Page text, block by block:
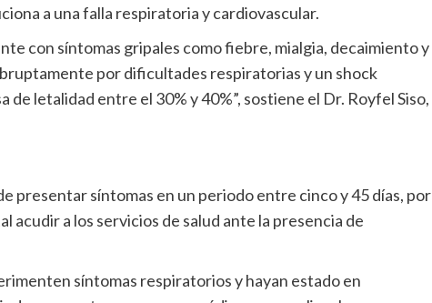
a una falla respiratoria y cardiovascular.
con síntomas gripales como fiebre, mialgia, decaimiento y
por dificultades respiratorias y un shock
letalidad entre el 30% y 40%”, sostiene el Dr. Royfel Siso,
presentar síntomas en un periodo entre cinco y 45 días, por
acudir a los servicios de salud ante la presencia de
síntomas respiratorios y hayan estado en